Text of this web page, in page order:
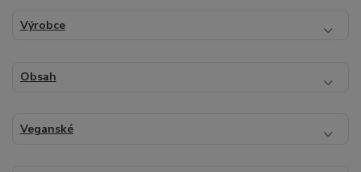
Výrobce
Obsah
Veganské